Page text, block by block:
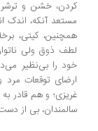
خشن و ترشرو، که
آنکه، اندک اندک
کیتی، برخلاف
ذوق ولی ناتوان از
را بی‌نظیر می‌داند-
توقعات مرد و درک
و هم قادر به
بی از دست دادن